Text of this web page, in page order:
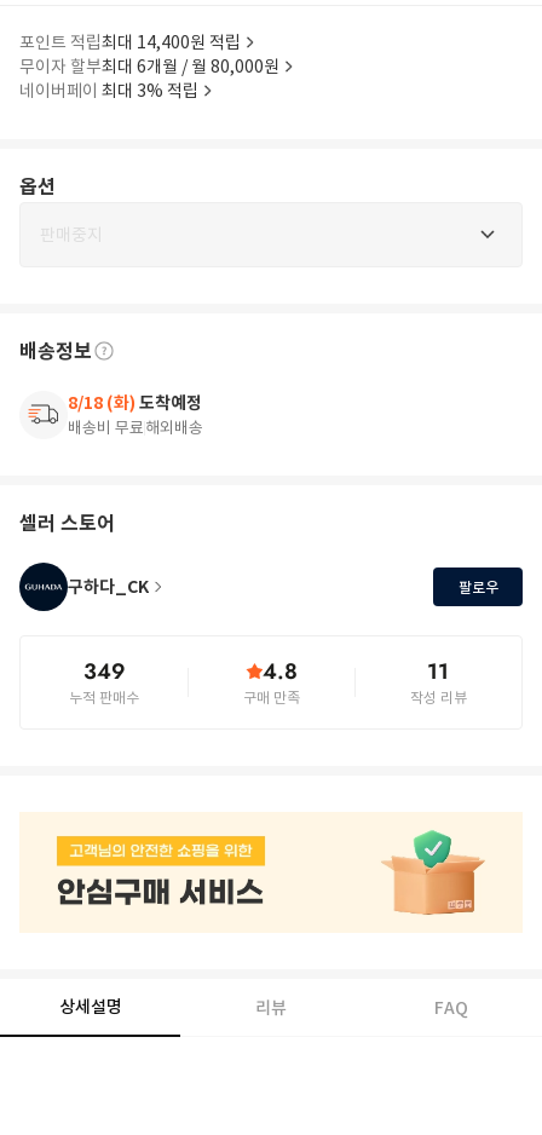
포인트 적립최대 14,400원 적립
무이자 할부최대 6개월 / 월 80,000원
네이버페이 최대 3% 적립
옵션
판매중지
배송정보
8/18 (화) 도착예정
배송비 무료해외배송
셀러 스토어
구하다_CK 팔로우
349
누적 판매수
4.8
구매 만족
11
작성 리뷰
상세설명 리뷰 FAQ